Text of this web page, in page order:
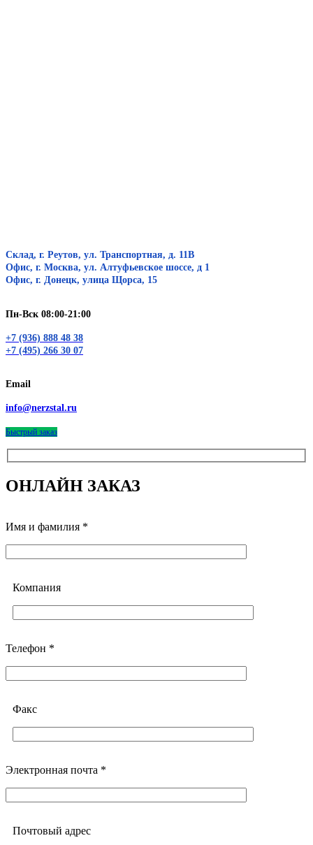
Склад, г. Реутов, ул. Транспортная, д. 11В
Офис, г. Москва, ул. Алтуфьевское шоссе, д 1
Офис, г. Донецк, улица Щорса, 15
Пн-Вск 08:00-21:00
+7 (936) 888 48 38
+7 (495) 266 30 07
Email
info@nerzstal.ru
Быстрый заказ
ОНЛАЙН ЗАКАЗ
Имя и фамилия *
Компания
Телефон *
Факс
Электронная почта *
Почтовый адреc